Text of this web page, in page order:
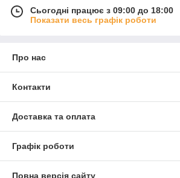
Сьогодні працює з 09:00 до 18:00
Показати весь графік роботи
Про нас
Контакти
Доставка та оплата
Графік роботи
Повна версія сайту